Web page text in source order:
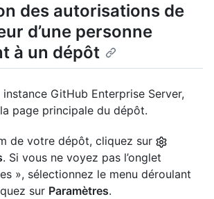
des autorisations de
d’une personne
à un dépôt
GitHub Enterprise Server,
page principale du dépôt.
de votre dépôt, cliquez sur
. Si vous ne voyez pas l’onglet
», sélectionnez le menu déroulant
sur Paramètres.